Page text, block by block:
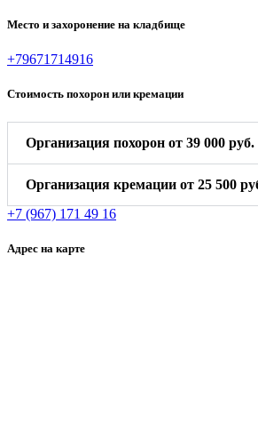
Место и захоронение на кладбище
+79671714916
Стоимость похорон или кремации
Организация похорон от 39 000 руб.
Организация кремации от 25 500
+7 (967) 171 49 16
Адрес на карте